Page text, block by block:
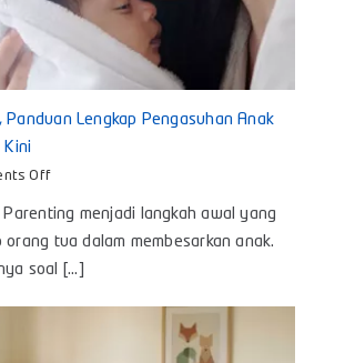
Lengkap Pengasuhan Anak
Offon
Itu
Parenting?,
Panduan
Lengkap
menjadi langkah awal yang
tua dalam membesarkan anak.
soal [...]